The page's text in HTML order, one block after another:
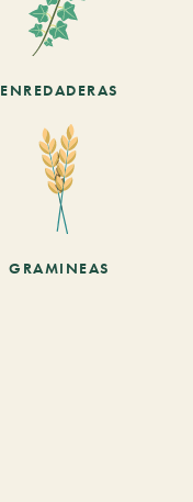
ENREDADERAS
GRAMINEAS